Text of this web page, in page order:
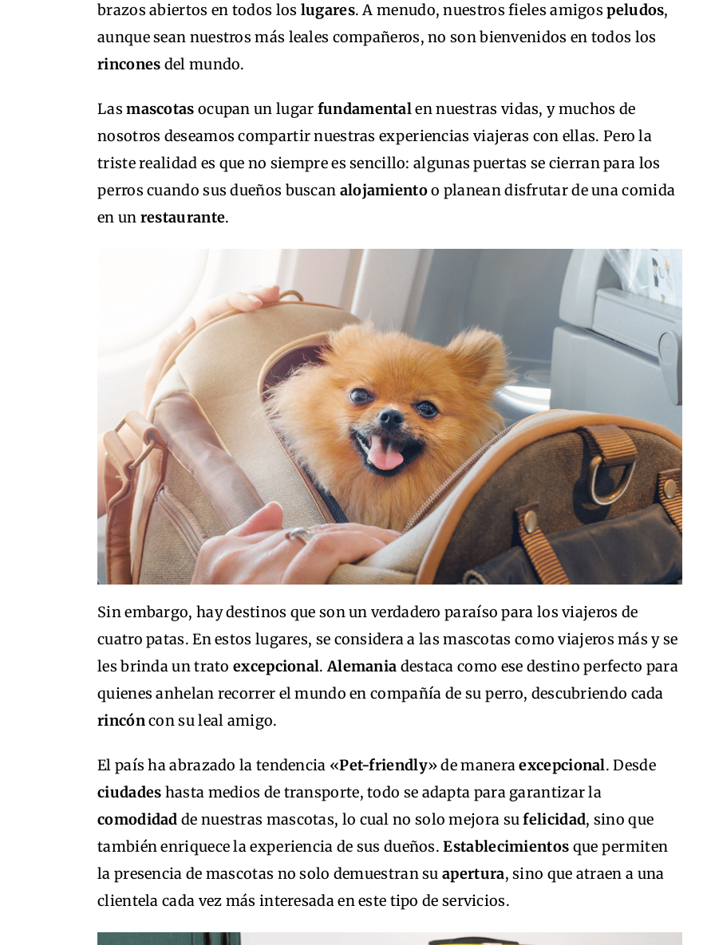
brazos abiertos en todos los lugares. A menudo, nuestros fieles amigospeludos,
aunque sean nuestros más leales compañeros, no son bienvenidos en todos los
rincones del mundo.
Lasmascotas ocupan un lugar fundamentalen nuestras vidas, y muchos de
nosotros deseamos compartir nuestras experiencias viajeras con ellas. Pero la
triste realidad es que no siempre es sencillo: algunas puertas se cierran para los
perros cuando sus dueños buscan alojamientoo planean disfrutar de una comida
en un restaurante.
Sin embargo, hay destinos que son un verdadero paraíso para los viajeros de
cuatro patas. En estos lugares, se considera a las mascotas como viajeros más y se
les brinda un tratoexcepcional.Alemania destaca como ese destino perfecto para
quienes anhelan recorrer el mundo en compañía de su perro, descubriendo cada
rincóncon su leal amigo.
El país ha abrazado la tendencia «Pet-friendly» de maneraexcepcional. Desde
ciudades hasta medios de transporte, todo se adapta para garantizar la
comodidad de nuestras mascotas, lo cual no solo mejora sufelicidad, sino que
también enriquece la experiencia de sus dueños.Establecimientos que permiten
la presencia de mascotas no solo demuestran suapertura, sino que atraen a una
clientela cada vez más interesada en este tipo de servicios.